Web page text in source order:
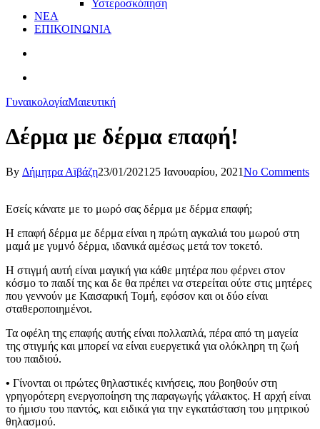
Υστεροσκόπηση
ΝΕΑ
ΕΠΙΚΟΙΝΩΝΙΑ
ΓυναικολογίαΜαιευτική
Δέρμα με δέρμα επαφή!
By Δήμητρα Αϊβάζη23/01/2021 25 Ιανουαρίου, 2021No Comments
Εσείς κάνατε με το μωρό σας δέρμα με δέρμα επαφή;
Η επαφή δέρμα με δέρμα είναι η πρώτη αγκαλιά του μωρού στη
μαμά με γυμνό δέρμα, ιδανικά αμέσως μετά τον τοκετό.
Η στιγμή αυτή είναι μαγική για κάθε μητέρα που φέρνει στον
κόσμο το παιδί της και δε θα πρέπει να στερείται ούτε στις μητέρες
που γεννούν με Καισαρική Τομή, εφόσον και οι δύο είναι
σταθεροποιημένοι.
Τα οφέλη της επαφής αυτής είναι πολλαπλά, πέρα από τη μαγεία
της στιγμής και μπορεί να είναι ευεργετικά για ολόκληρη τη ζωή
του παιδιού.
• Γίνονται οι πρώτες θηλαστικές κινήσεις, που βοηθούν στη
γρηγορότερη ενεργοποίηση της παραγωγής γάλακτος. Η αρχή είναι
το ήμισυ του παντός, και ειδικά για την εγκατάσταση του μητρικού
θηλασμού.